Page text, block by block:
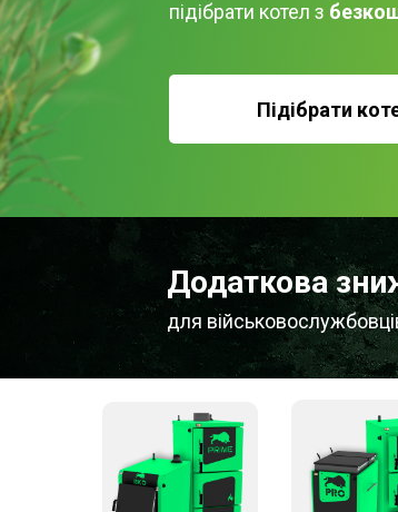
підібрати котел з
Підібрати
для
Додаткова